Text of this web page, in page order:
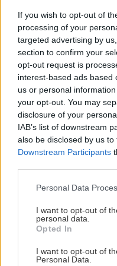
If you wish to opt-out of
processing of your
targeted advertising by
section to confirm your
opt-out request is
interest-based ads based
us or personal
your opt-out. You may
disclosure of your
IAB’s list of downstream
also be disclosed by us
Downstream Participants
Please note that this
not limited to your visit or
grant or deny consent to
use your data for below
consent section.
Personal Data
I want to opt-out of
personal data.
Opted In
I want to opt-out of
Personal Data.
hlinitopiesčitej,
pôde v suchšej a
byť prehnojená
pestuje v tzv.
skladovateľná, ak
alebo
sadzačiek.
prepadne a začne
zber
a horšie by sa
tak cibuľu
zaschnúť pod
cibule urobíme
vence, ktoré